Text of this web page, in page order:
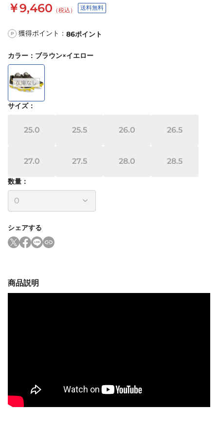
￥9,460 （税込） 送料無料
P 獲得ポイント： 86ポイント
カラー ： ブラウン×イエロー
サイズ：
25.0 25.5 26.0 26.5
27.0 27.5 28.0 28.5
数量：
シェアする
商品説明